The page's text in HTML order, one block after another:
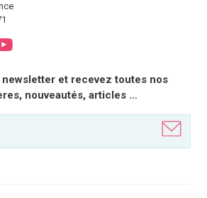
et recevez toutes nos
nouveautés, articles …